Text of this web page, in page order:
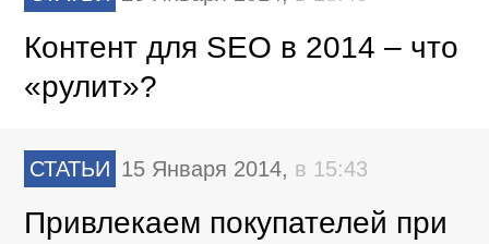
Контент для SEO в 2014 – что
«рулит»?
СТАТЬИ 15 Января 2014, в 15:43
Привлекаем покупателей при